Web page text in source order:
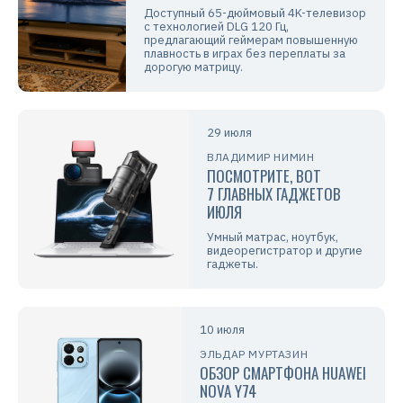
Доступный 65-дюймовый 4K-телевизор
с технологией DLG 120 Гц,
предлагающий геймерам повышенную
плавность в играх без переплаты за
дорогую матрицу.
29 июля
ВЛАДИМИР НИМИН
ПОСМОТРИТЕ, ВОТ
7 ГЛАВНЫХ ГАДЖЕТОВ
ИЮЛЯ
Умный матрас, ноутбук,
видеорегистратор и другие
гаджеты.
10 июля
ЭЛЬДАР МУРТАЗИН
ОБЗОР СМАРТФОНА HUAWEI
NOVA Y74